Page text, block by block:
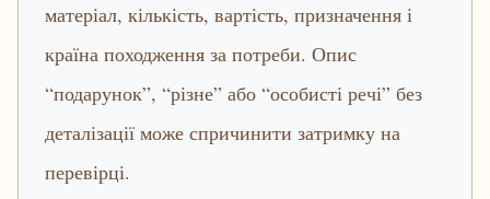
матеріал, кількість, вартість, призначення і
країна походження за потреби. Опис
“подарунок”, “різне” або “особисті речі” без
деталізації може спричинити затримку на
перевірці.